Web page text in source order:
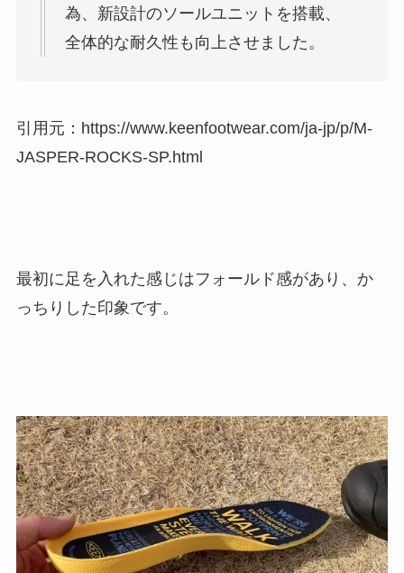
為、新設計のソールユニットを搭載、
全体的な耐久性も向上させました。
引用元：https://www.keenfootwear.com/ja-jp/p/M-
JASPER-ROCKS-SP.html
最初に足を入れた感じはフォールド感があり、か
っちりした印象です。